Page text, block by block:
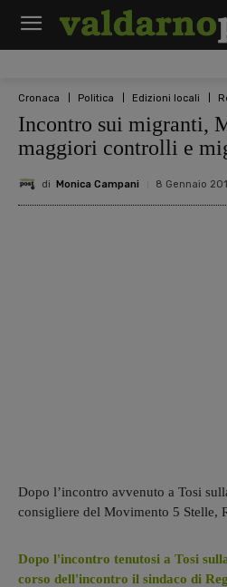
Cronaca Politica Edizioni locali
Incontro sui migranti,
maggiori controlli e
di Monica Campani 8 Gennaio
Dopo l’incontro avvenuto a Tosi
consigliere del Movimento 5 Stelle,
Dopo l'incontro tenutosi a Tosi
corso dell'incontro il sindaco di